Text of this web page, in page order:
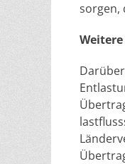
sorgen,